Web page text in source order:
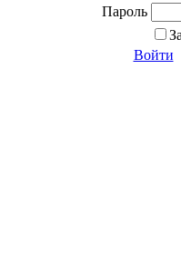
Пароль
Войти